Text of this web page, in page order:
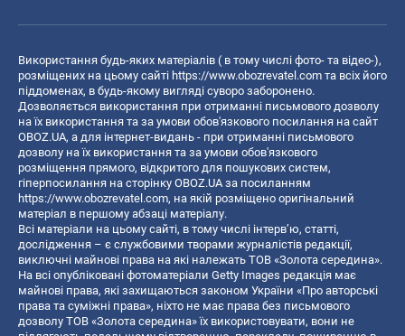
Використання будь-яких матеріалів ( в тому числі фото- та відео-),
розміщених на цьому сайті https://www.obozrevatel.com та всіх його
піддоменах, в будь-якому вигляді суворо заборонено.
Дозволяється використання при отриманні письмового дозволу
на їх використання та за умови обов'язкового посилання на сайт
OBOZ.UA, а для інтернет-видань - при отриманні письмового
дозволу на їх використання та за умови обов'язкового
розміщення прямого, відкритого для пошукових систем,
гіперпосилання на сторінку OBOZ.UA за посиланням
https://www.obozrevatel.com, на якій розміщено оригінальний
матеріал в першому абзаці матеріалу.
Всі матеріали на цьому сайті, в тому числі інтерв’ю, статті,
дослідження – є службовими творами журналістів редакції,
виключні майнові права на які належать ТОВ «Золота середина».
На всі опубліковані фотоматеріали Getty Images редакція має
майнові права, які захищаються законом України «Про авторські
права та суміжні права», ніхто не має права без письмового
дозволу ТОВ «Золота середина» їх використовувати, вони не